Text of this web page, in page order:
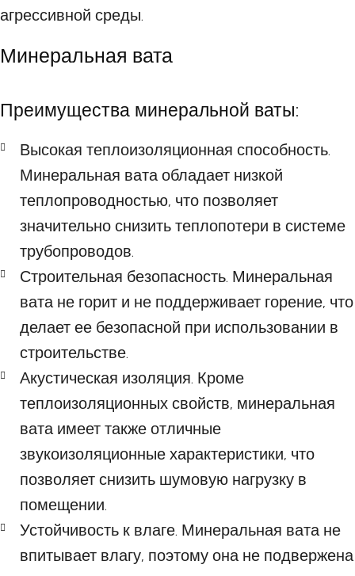
агрессивной среды.
Минеральная вата
Преимущества минеральной ваты:
Высокая теплоизоляционная способность.
Минеральная вата обладает низкой
теплопроводностью, что позволяет
значительно снизить теплопотери в системе
трубопроводов.
Строительная безопасность. Минеральная
вата не горит и не поддерживает горение, что
делает ее безопасной при использовании в
строительстве.
Акустическая изоляция. Кроме
теплоизоляционных свойств, минеральная
вата имеет также отличные
звукоизоляционные характеристики, что
позволяет снизить шумовую нагрузку в
помещении.
Устойчивость к влаге. Минеральная вата не
впитывает влагу, поэтому она не подвержена